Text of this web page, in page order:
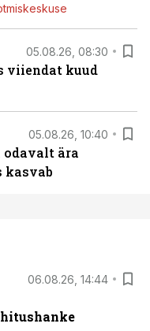
05.08.26, 08:30
viiendat kuud
05.08.26, 10:40
odavalt ära
kasvab
06.08.26, 14:44